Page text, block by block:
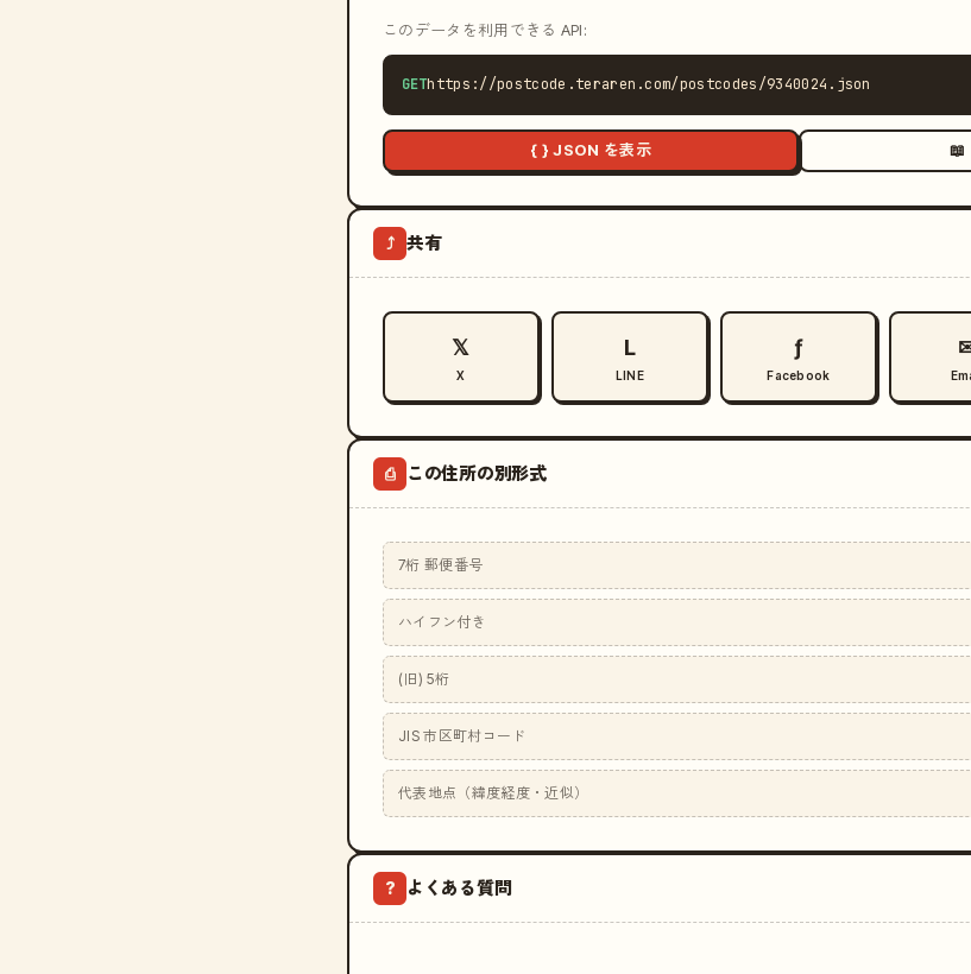
このデータを利用できる API:
GEThttps://postcode.teraren.com/postcodes/9340024.json
{ } JSON を表示 📖
⤴ 共有
𝕏
X
L
LINE
ƒ
Facebook
⎙ この住所の別形式
7桁 郵便番号
ハイフン付き
(旧) 5桁
JIS 市区町村コード
代表地点（緯度経度・近似）
? よくある質問